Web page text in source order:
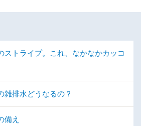
ストライプ。これ、なかなかカッコ
雑排水どうなるの？
備え